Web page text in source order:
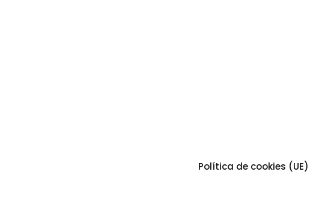
Política de cookies (UE)